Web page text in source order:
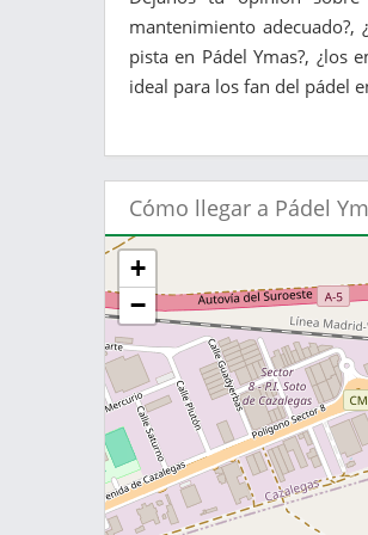
mantenimiento
pista en Pádel Ymas?, ¿los
ideal para los fan del pádel
Cómo llegar a Pádel
+
−